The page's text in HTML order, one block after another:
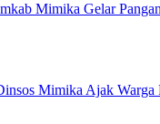
Mimika Gelar
Mimika Ajak Warga